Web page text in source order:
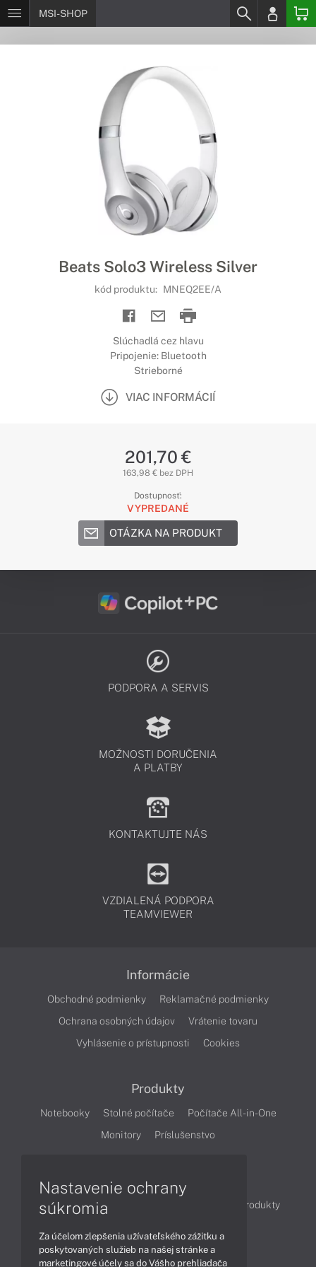
MSI-SHOP
Beats Solo3 Wireless Silver
kód produktu: MNEQ2EE/A
Slúchadlá cez hlavu
Pripojenie: Bluetooth
Strieborné
VIAC INFORMÁCIÍ
201,70 €
163,98 € bez DPH
Dostupnosť:
VYPREDANÉ
OTÁZKA NA PRODUKT
PODPORA A SERVIS
MOŽNOSTI DORUČENIA
A PLATBY
KONTAKTUJTE NÁS
VZDIALENÁ PODPORA
TEAMVIEWER
Informácie
Obchodné podmienky
Reklamačné podmienky
Ochrana osobných údajov
Vrátenie tovaru
Vyhlásenie o prístupnosti
Cookies
Produkty
Notebooky Stolné počítače
Počítače All-in-One
Monitory
Príslušenstvo
Články
Obchodné informácie
Produkty
Nastavenie ochrany
súkromia
Za účelom zlepšenia užívateľského zážitku a
poskytovaných služieb na našej stránke a
marketingové účely sa do Vášho prehliadača